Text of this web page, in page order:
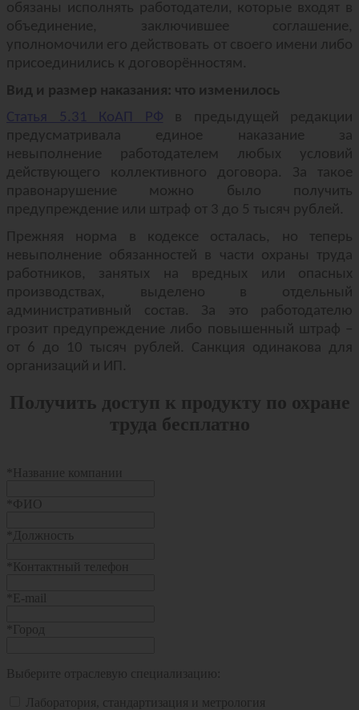
обязаны исполнять работодатели, которые входят в
объединение, заключившее соглашение,
уполномочили его действовать от своего имени либо
присоединились к договорённостям.
Вид и размер наказания: что изменилось
Статья 5.31 КоАП РФ в предыдущей редакции
предусматривала единое наказание за
невыполнение работодателем любых условий
действующего коллективного договора. За такое
правонарушение можно было получить
предупреждение или штраф от 3 до 5 тысяч рублей.
Прежняя норма в кодексе осталась, но теперь
невыполнение обязанностей в части охраны труда
работников, занятых на вредных или опасных
производствах, выделено в отдельный
административный состав. За это работодателю
грозит предупреждение либо повышенный штраф –
от 6 до 10 тысяч рублей. Санкция одинакова для
организаций и ИП.
Получить доступ к продукту по охране
труда бесплатно
Название компании
ФИО
Должность
Контактный телефон
E-mail
Город
Выберите отраслевую специализацию:
Лаборатория, стандартизация и метрология